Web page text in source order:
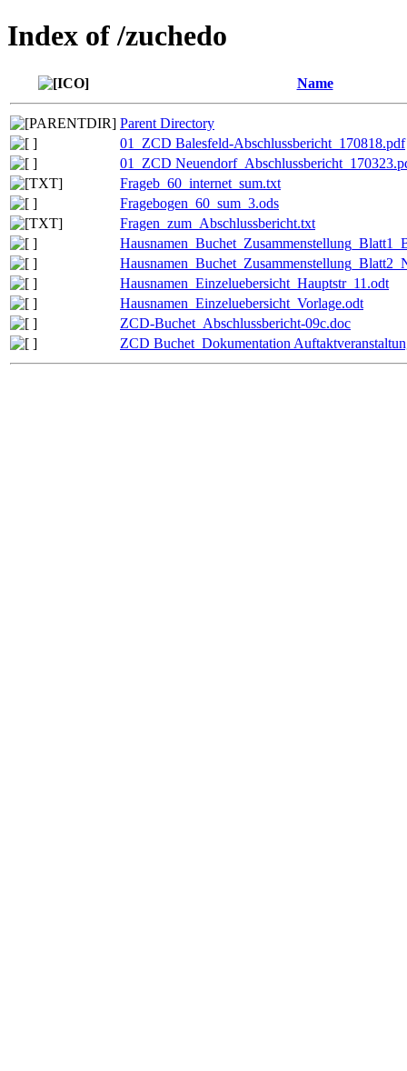
Index of /zuchedo
Name
Parent Directory
01_ZCD Balesfeld-Abschlussbericht_170818.pdf
01_ZCD
Frageb_60_internet_sum.txt
Fragebogen_60_sum_3.ods
Fragen_zum_Abschlussbericht.txt
Hausnamen_Einzeluebersicht_Hauptstr_11.odt
Hausnamen_Einzeluebersicht_Vorlage.odt
ZCD-Buchet_Abschlussbericht-09c.doc
ZCD Buchet_Dokumentation